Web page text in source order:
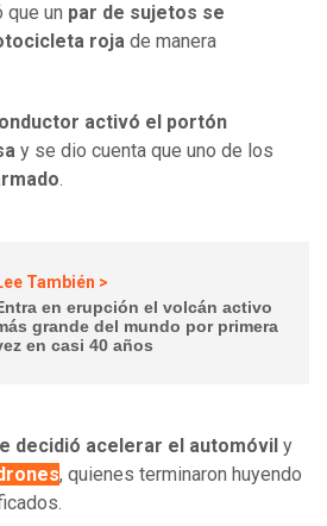
que un par de sujetos se
roja de manera
activó el portón
y se dio cuenta que uno de los
.
También >
en erupción el volcán activo
grande del mundo por primera
en casi 40 años
decidió acelerar el automóvil y
, quienes terminaron huyendo